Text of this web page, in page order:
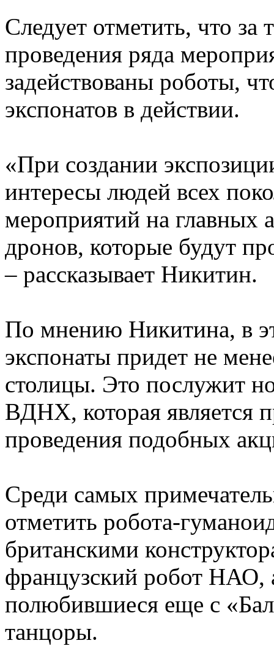
Следует отметить, что за
проведения ряда
задействованы роботы,
экспонатов в действии.
«При создании
интересы людей всех
мероприятий на главных
дронов, которые будут
– рассказывает Никитин.
По мнению Никитина, в
экспонаты придет не
столицы. Это послужит
ВДНХ, которая является
проведения подобных
Среди самых
отметить робота-
британскими
французский робот НАО,
полюбившиеся еще с
танцоры.